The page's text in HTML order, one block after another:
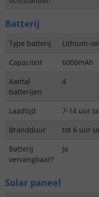
Batterij
Type batterij
Lithium-
Capaciteit
6000mAh
Aantal
batterijen
4
Laadtijd
7-14 uur
Brandduur
tot 6 uur
Batterij
vervangbaar?
Ja
Solar paneel